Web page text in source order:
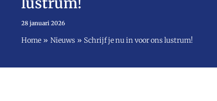
28 januari 2026
Home Nieuws Schrijf je nu in voor ons lustrum!